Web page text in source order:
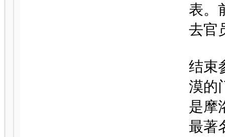
表。
去官
结束
漠的
是摩
最著